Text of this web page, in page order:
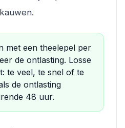
met een theelepel per
de ontlasting. Losse
te veel, te snel of te
de ontlasting
48 uur.